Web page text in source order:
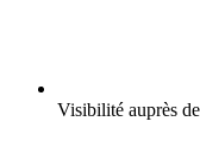
Visibilité auprès